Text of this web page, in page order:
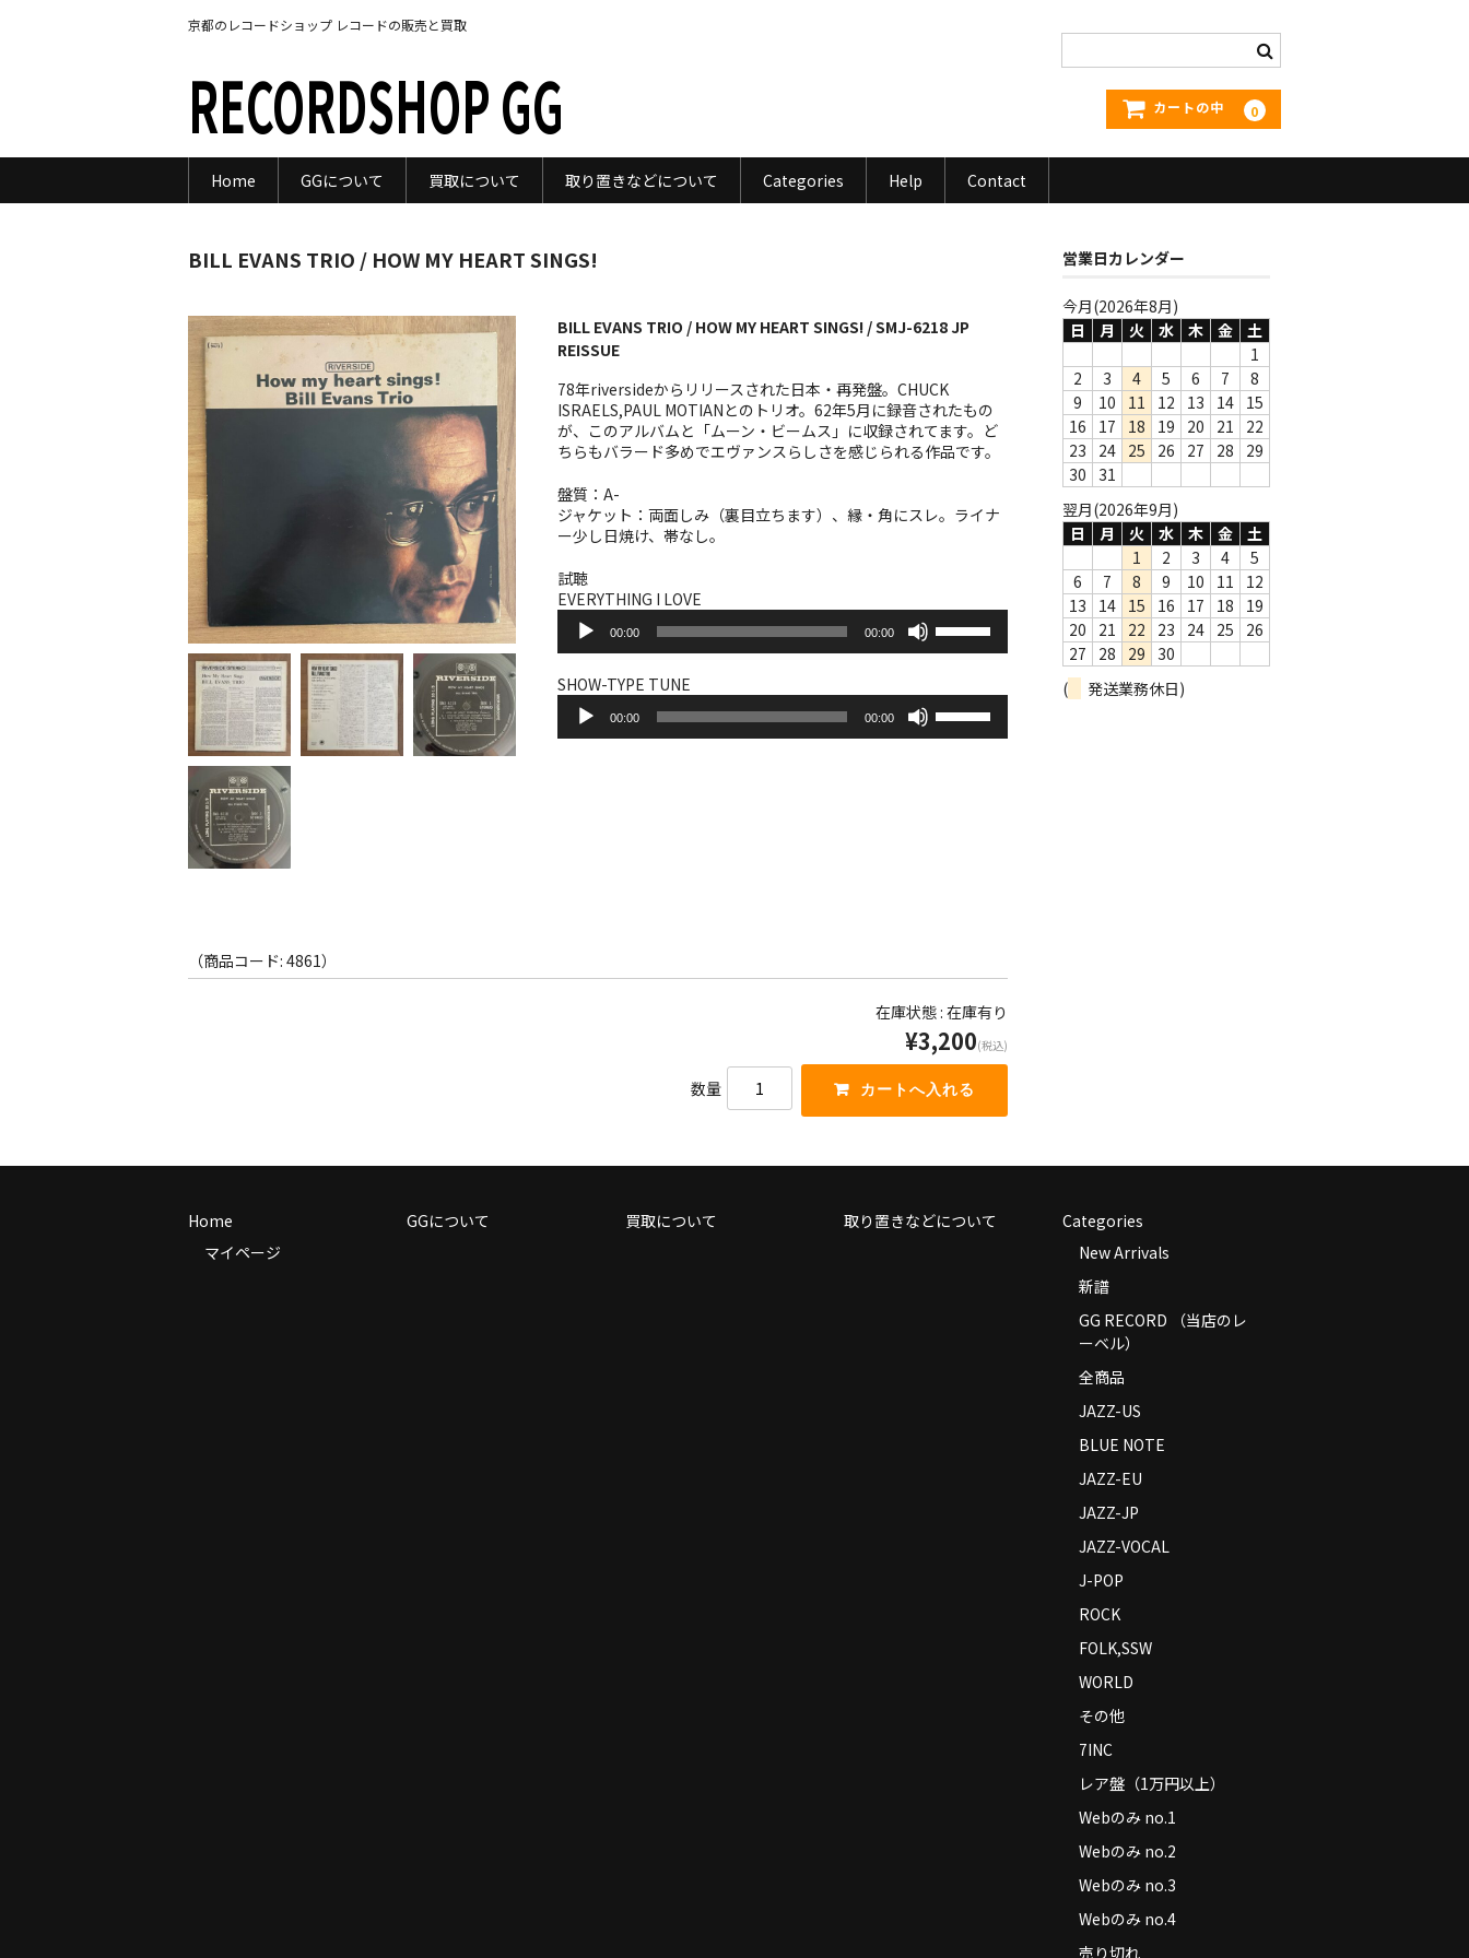
京都のレコードショップ レコードの販売と買取
RECORDSHOP GG カートの中 0
Home GGについて 買取について 取り置きなどについて Categories Help Contact
BILL EVANS TRIO / HOW MY HEART SINGS!
BILL EVANS TRIO / HOW MY HEART SINGS! / SMJ-6218 JP
REISSUE
78年riversideからリリースされた日本・再発盤。CHUCK
ISRAELS,PAUL MOTIANとのトリオ。62年5月に録音されたもの
が、このアルバムと「ムーン・ビームス」に収録されてます。ど
ちらもバラード多めでエヴァンスらしさを感じられる作品です。
盤質：A-
ジャケット：両面しみ（裏目立ちます）、縁・角にスレ。ライナ
ー少し日焼け、帯なし。
試聴
EVERYTHING I LOVE
プ
レ
ー
ー
00:00 00:00
リ
調
節
く
だ
さ
SHOW-TYPE TUNE
プ
00:00 00:00
リ
を
使
っ
く
だ
（商品コード: 4861）
在庫状態 : 在庫有り
¥3,200(税込)
数量
営業日カレンダー
今月(2026年8月)
日
月 火 水 木 金
土
1
2
3 4 5 6 7
8
9
10 11 12 13 14 15
16
17 18 19 20 21
22
23
24 25 26 27 28
29
30
31
翌月(2026年9月)
日
月 火 水 木 金
土
1
2 3 4
5
6
7 8 9 10 11
12
13
14 15 16 17 18
19
20
21 22 23 24 25
26
27
28 29
30
(
発送業務休日)
Home
マイページ
GGについて 買取について 取り置きなどについて
Categories
New Arrivals
新譜
GG RECORD （当店のレ
ーベル）
全商品
JAZZ-US
BLUE NOTE
JAZZ-EU
JAZZ-JP
JAZZ-VOCAL
J-POP
ROCK
FOLK,SSW
WORLD
その他
7INC
レア盤（1万円以上）
Webのみ no.1
Webのみ no.2
Webのみ no.3
Webのみ no.4
売り切れ